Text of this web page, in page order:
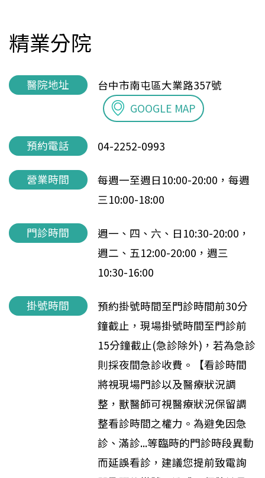
精業分院
醫院地址
台中市南屯區大業路357號
GOOGLE MAP
預約電話 04-2252-0993
營業時間
每週一至週日10:00-20:00，每週
三10:00-18:00
門診時間
週一、四、六、日10:30-20:00，
週二、五12:00-20:00，週三
10:30-16:00
掛號時間
預約掛號時間至門診時間前30分
鐘截止，現場掛號時間至門診前
15分鐘截止(急診除外)，若為急診
則採夜間急診收費。【看診時間
將視現場門診以及醫療狀況調
整，獸醫師可視醫療狀況保留調
整看診時間之權力。為避免因急
診、滿診...等臨時的門診時段異動
而延誤看診，建議您提前致電詢